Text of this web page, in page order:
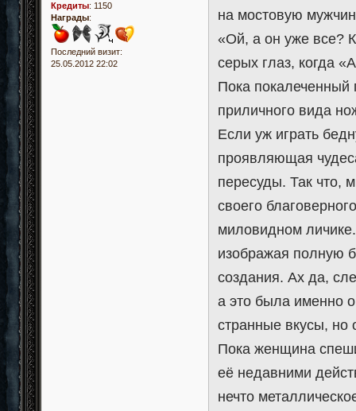
Кредиты: 1150
Награды:
Последний визит:
25.05.2012 22:02
на мостовую
«Ой, а он уже все?
серых глаз, когда
Пока покалеченный
приличного вида
Если уж играть
проявляющая
пересуды. Так что,
своего
миловидном
изображая полную
создания. Ах да,
а это была именно
странные вкусы, но
Пока женщина
её недавними
нечто